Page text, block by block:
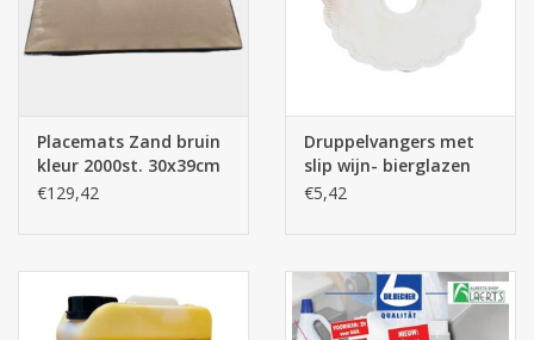
Placemats Zand bruin
kleur 2000st. 30x39cm
€129,42
Druppelvangers met
slip wijn- bierglazen
€5,42